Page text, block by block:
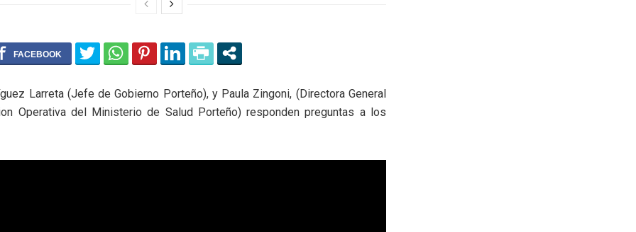
Larreta (Jefe de Gobierno Porteño), y Paula Zingoni, (Directora General
Operativa del Ministerio de Salud Porteño) responden preguntas a los